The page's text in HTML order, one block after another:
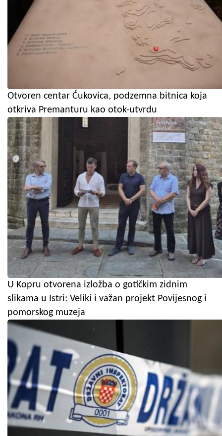
Otvoren centar Ćukovica, podzemna bitnica koja
otkriva Premanturu kao otok-utvrdu
U Kopru otvorena izložba o gotičkim zidnim
slikama u Istri: Veliki i važan projekt Povijesnog i
pomorskog muzeja